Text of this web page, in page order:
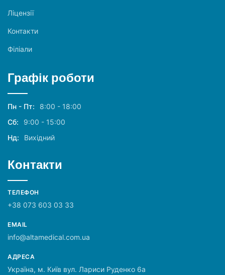
Ліцензії
Контакти
Філіали
Графік роботи
Пн - Пт:
8:00 - 18:00
Сб:
9:00 - 15:00
Нд:
Вихідний
Контакти
ТЕЛЕФОН
+38 073 603 03 33
EMAIL
info@altamedical.com.ua
АДРЕСА
Україна, м. Київ вул. Лариси Руденко 6а